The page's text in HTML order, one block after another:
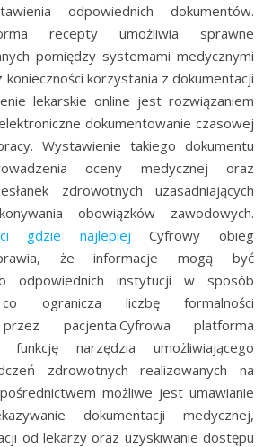
odpowiednich dokumentów.
recepty umożliwia sprawne
pomiędzy systemami medycznymi
korzystania z dokumentacji
lekarskie online jest rozwiązaniem
dokumentowanie czasowej
Wystawienie takiego dokumentu
oceny medycznej oraz
zdrowotnych uzasadniających
obowiązków zawodowych.
gdzie najlepiej Cyfrowy obieg
że informacje mogą być
odpowiednich instytucji w sposób
co ogranicza liczbę formalności
pacjenta.Cyfrowa platforma
funkcję narzędzia umożliwiającego
zdrowotnych realizowanych na
możliwe jest umawianie
dokumentacji medycznej,
od lekarzy oraz uzyskiwanie dostępu